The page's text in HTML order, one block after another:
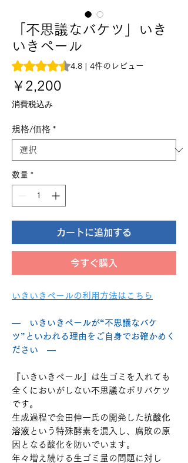
「不思議なバケツ」いき
いきペール
評価は4件のレビューに基づき、5つ星中
4.8 | 4件のレビュー
￥2,200
消費税込み
規格/価格 *
数量 *
カートに追加する
今すぐ購入
いきいきペールの利用方法はこちら
― いきいきペールが“不思議なバケ
ツ”といわれる理由をご自身でお確かめく
ださい ―
『いきいきペール』は生ゴミを入れても
全くにおいがしない不思議なポリバケツ
です。
生成過程で会田伸一氏の開発した抗酸化
溶液 という特殊酵素を混入し、腐敗の原
因となる酸化を防いでいます。
年々増え続ける生ゴミ量の問題に対し